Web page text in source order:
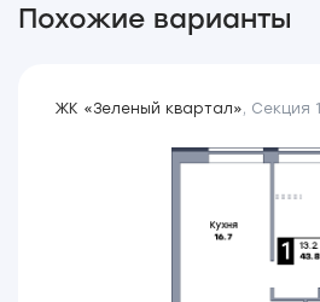
Похожие варианты
ЖК «Зеленый квартал», Секция 1